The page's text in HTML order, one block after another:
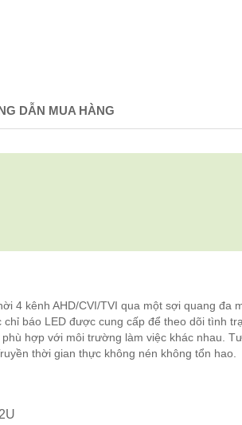
DẪN MUA HÀNG
4 kênh AHD/CVI/TVI qua một sợi quang đa
báo LED được cung cấp để theo dõi tình
hợp với môi trường làm việc khác nhau.
thời gian thực không nén không tổn hao.